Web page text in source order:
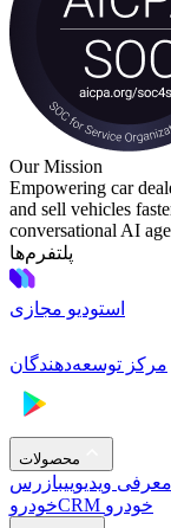
Our Mission
Empowering car
and sell vehicles
conversational AI
پلتفرم‌ها
استودیو مجازی
مرکز توسعه‌دهندگان
محصولات
معرفی ویدیوییبازرس
خودرو
CRM خودرو